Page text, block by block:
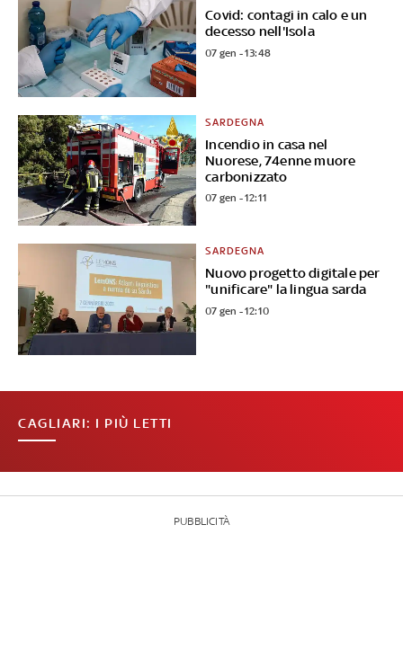
Covid: contagi in calo e un
decesso nell'Isola
07 gen - 13:48
Incendio in casa nel
Nuorese, 74enne muore
carbonizzato
SARDEGNA
07 gen - 12:11
Nuovo progetto digitale per
"unificare" la lingua sarda
SARDEGNA
07 gen - 12:10
CAGLIARI: I PIÙ LETTI
PUBBLICITÀ